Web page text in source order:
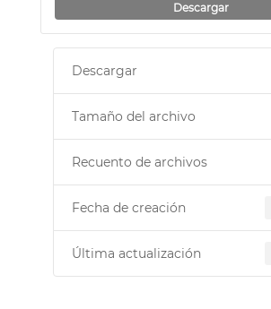
Descargar
Descargar
Tamaño del archivo
Recuento de archivos
Fecha de creación
Última actualización